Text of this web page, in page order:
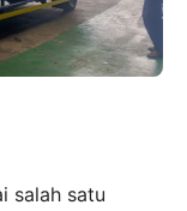
salah satu